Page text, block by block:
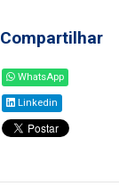
Compartilhar
WhatsApp
Linkedin